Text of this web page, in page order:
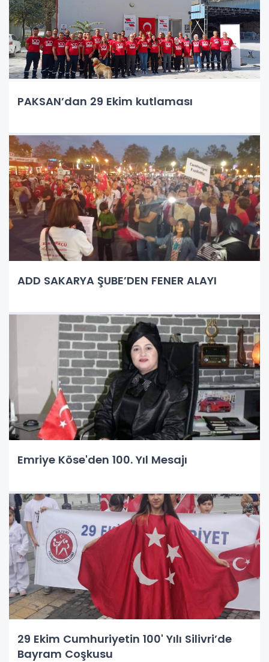
PAKSAN’dan 29 Ekim kutlaması
ADD SAKARYA ŞUBE’DEN FENER ALAYI
Emriye Köse'den 100. Yıl Mesajı
29 Ekim Cumhuriyetin 100' Yılı Silivri’de
Bayram Coşkusu